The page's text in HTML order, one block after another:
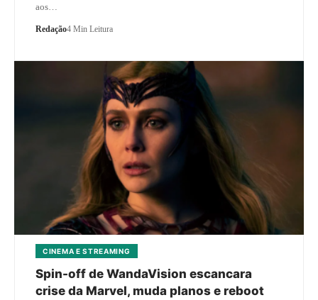
aos…
Redação4 Min Leitura
CINEMA E STREAMING
Spin-off de WandaVision escancara
crise da Marvel, muda planos e reboot